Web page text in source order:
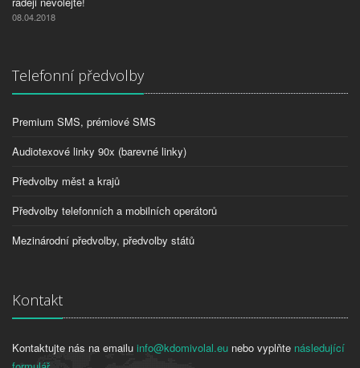
08.04.2018
Telefonní předvolby
Premium SMS, prémiové SMS
Audiotexové linky 90x (barevné linky)
Předvolby měst a krajů
Předvolby telefonních a mobilních operátorů
Mezinárodní předvolby, předvolby států
Kontakt
Kontaktujte nás na emailu info@kdomivolal.eu nebo vyplňte následující